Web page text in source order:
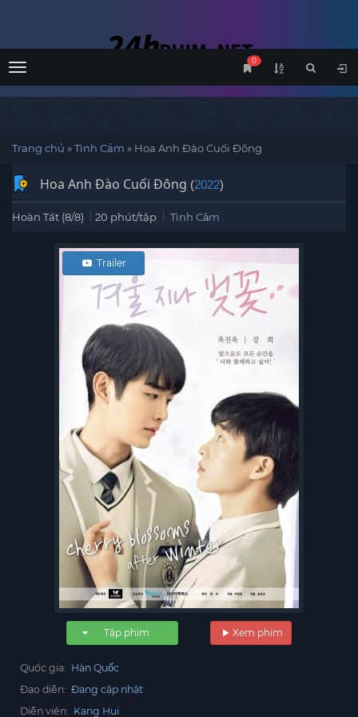
Menu
0
Trang chủ »Tình Cảm » Hoa Anh Đào Cuối Đông
Hoa Anh Đào Cuối Đông (2022)
Hoàn Tất (8/8) 20 phút/tập Tình Cảm
Xem phim
Trailer
Tập phim
Quốc gia: Hàn Quốc
Đạo diễn: Đang cập nhật
Diễn viên: Kang Hui